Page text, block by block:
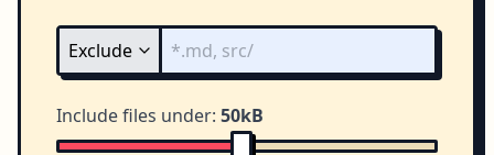
Include files under: 50kB